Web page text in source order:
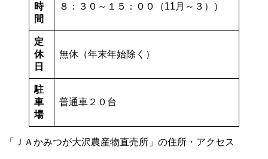
時
間
８：３０～１５：００（11月～３））
定
休
日
無休（年末年始除く）
駐
車
場
普通車２０台
「ＪＡかみつが大沢農産物直売所」の住所・アクセス